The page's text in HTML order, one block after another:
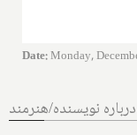
Date:Monday,
درباره نویسنده/هنرمند